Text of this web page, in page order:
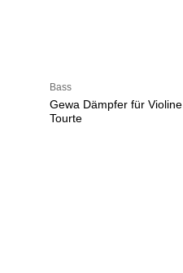
Bass
Gewa Dämpfer für Violine
Tourte